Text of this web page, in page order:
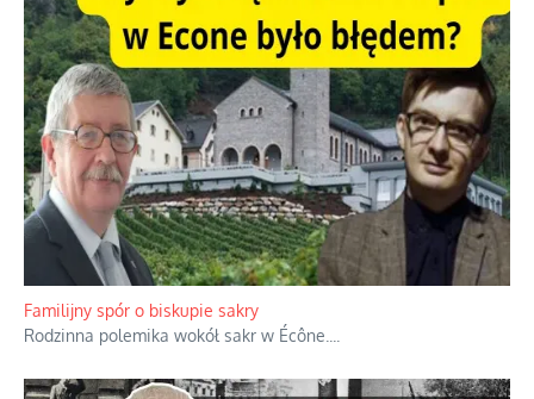
Familijny spór o biskupie sakry
Rodzinna polemika wokół sakr w Écône.